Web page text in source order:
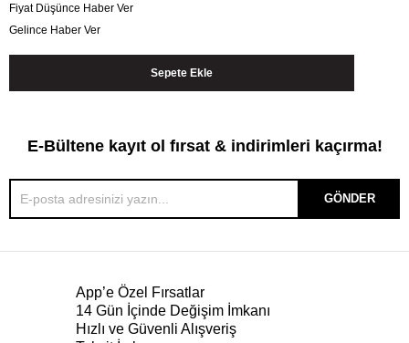
Fiyat Düşünce Haber Ver
Gelince Haber Ver
E-Bültene kayıt ol fırsat & indirimleri kaçırma!
GÖNDER
App’e Özel Fırsatlar
14 Gün İçinde Değişim İmkanı
Hızlı ve Güvenli Alışveriş